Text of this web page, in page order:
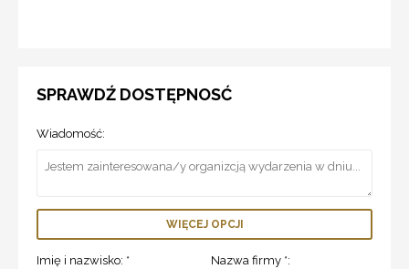
SPRAWDŹ DOSTĘPNOSĆ
Wiadomość:
WIĘCEJ OPCJI
Imię i nazwisko: * Nazwa firmy *: